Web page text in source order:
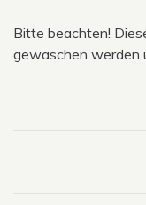
Bitte beachten!
gewaschen werden